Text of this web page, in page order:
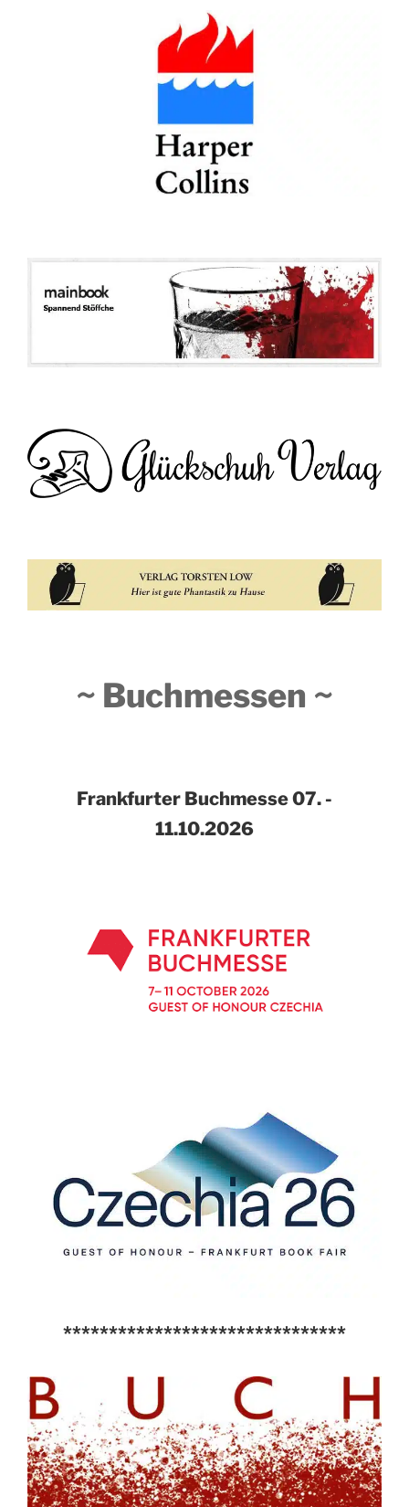
~ Buchmessen ~
Frankfurter Buchmesse07. -
11.10.2026
*******************************